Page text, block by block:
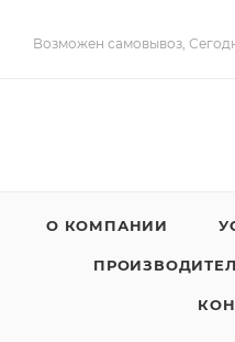
Возможен самовывоз,
О КОМПАНИИ